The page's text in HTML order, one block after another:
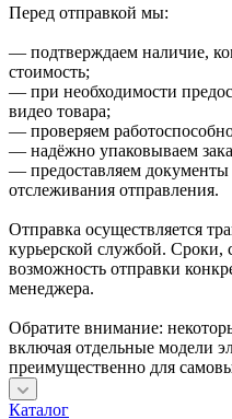
Перед отправкой мы:
— подтверждаем наличие,
стоимость;
— при необходимости
видео товара;
— проверяем
— надёжно упаковываем
— предоставляем документы
отслеживания отправления.
Отправка осуществляется
курьерской службой. Сроки,
возможность отправки
менеджера.
Обратите внимание:
включая отдельные модели
преимущественно для
Каталог